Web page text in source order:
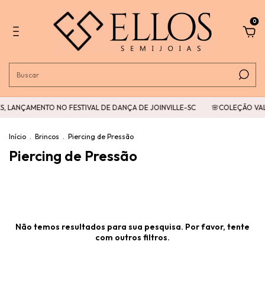
0
LANÇAMENTO NO FESTIVAL DE DANÇA DE JOINVILLE-SC 🌸COLEÇÃO
Início . Brincos . Piercing de Pressão
Piercing de Pressão
Não temos resultados para sua pesquisa. Por favor, tente
com outros filtros.